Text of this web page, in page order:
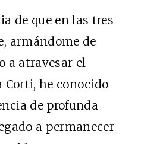
de que en las tres
armándome de
a atravesar el
he conocido
de profunda
a permanecer